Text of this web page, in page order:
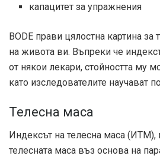
капацитет за упражнения
BODE прави цялостна картина
на живота ви. Въпреки че
от някои лекари, стойността му
като изследователите научават
Телесна маса
Индексът на телесна маса (ИТМ),
телесната маса въз основа на